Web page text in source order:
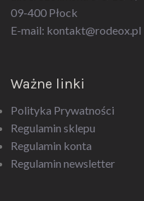
09-400 Płock
E-mail: kontakt@rodeox.pl
Ważne linki
Polityka Prywatności
Regulamin sklepu
Regulamin konta
Regulamin newsletter